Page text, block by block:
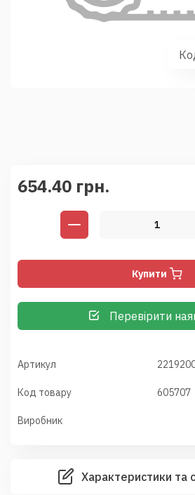
654.40 грн.
Купити
Перевірити
Артикул
Код товару 605707
Виробник
Характеристики та